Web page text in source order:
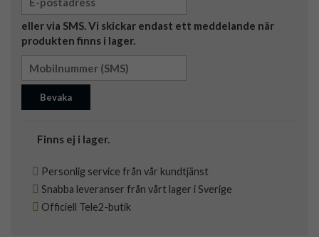
eller via SMS. Vi skickar endast ett meddelande när
produkten finns i lager.
Bevaka
Finns ej i lager.
Personlig service från vår kundtjänst
Snabba leveranser från vårt lager i Sverige
Officiell Tele2-butik